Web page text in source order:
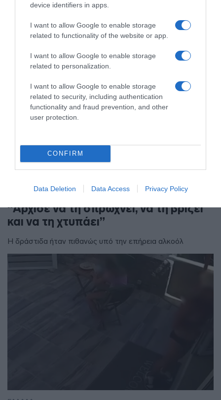
device identifiers in apps.
I want to allow Google to enable storage
related to functionality of the website or app.
I want to allow Google to enable storage
related to personalization.
I want to allow Google to enable storage
related to security, including authentication
functionality and fraud prevention, and other
user protection.
CONFIRM
Data Deletion Data Access Privacy Policy
Καταγγελία για ξυλοδαρμό
ειδικευόμενης γιατρού στον Ερυθρό
Σταυρό από γυναίκα ασθενή –
“Άρχισε να τη σπρώχνει, να τη βρίζει
και να τη χτυπάει”
Η δράστιδα ήταν πιθανώς υπό την επήρεια αλκοόλ